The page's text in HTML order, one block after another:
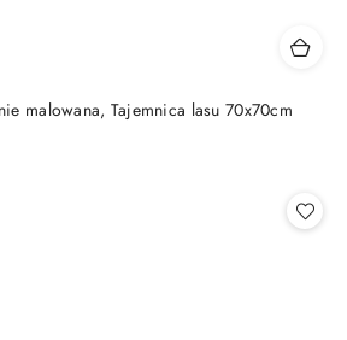
malowana, Tajemnica lasu 70x70cm